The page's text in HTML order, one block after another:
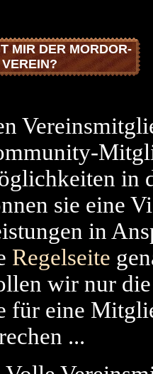
MIR DER MORDOR-
VEREIN?
in
sie eine
in
Regelseite
wir nur
für eine
...